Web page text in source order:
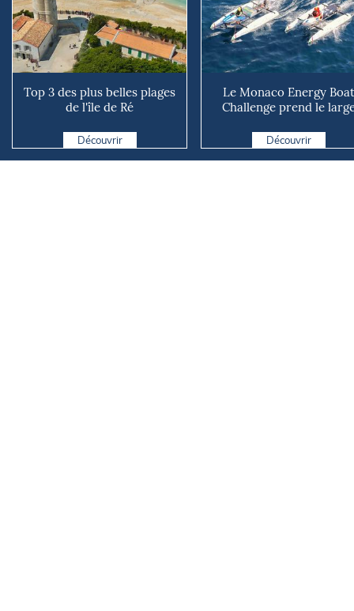
Top 3 des plus belles plages
de l'île de Ré
Découvrir
Le Monaco Energy Boat
Challenge prend le
Découvrir